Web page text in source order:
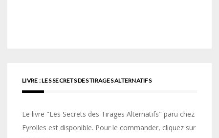
LIVRE : LES SECRETS DES TIRAGES ALTERNATIFS
Le livre "Les Secrets des Tirages Alternatifs" paru chez
Eyrolles est disponible. Pour le commander, cliquez sur